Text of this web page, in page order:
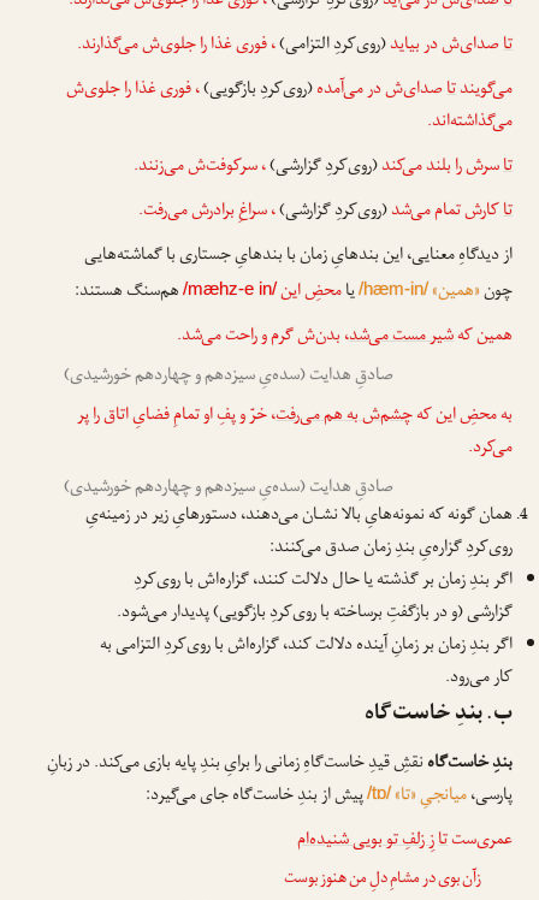
تاصدای‌ش در بیاید(روی‌کردِ التزامی)، فوری غذا را جلوی‌ش می‌گذارند.
می‌گویندتاصدای‌ش در می‌آمده(روی‌کردِ بازگویی)، فوری غذا را جلوی‌ش
می‌گذاشته‌اند.
تاسرش را بلند می‌کند(روی‌کردِ گزارشی)، سرکوفت‌ش می‌زنند.
تاکارش تمام می‌شد(روی‌کردِ گزارشی)، سراغِ برادرش می‌رفت.
از دیدگاهِ معنایی، این بندهایِ زمان با بندهایِ جستاری با گماشته‌هایی
چون«همین»/hæm-in/ یامحضِ این/mæhz-e in/هم‌سنگ هستند:
همین کهشیر مست می‌شد، بدن‌ش گرم و راحت می‌شد.
صادقِ هدایت (سده‌یِ سیزدهم و چهاردهم خورشیدی)
به محضِ این کهچشم‌ش به هم می‌رفت، خرّ و پفِ او تمامِ فضایِ اتاق را پر
می‌کرد.
صادقِ هدایت (سده‌یِ سیزدهم و چهاردهم خورشیدی)
همان گونه که نمونه‌هایِ بالا نشـان می‌دهند، دستورهایِ زیر در زمینه‌یِ
روی‌کردِ گزاره‌یِ بندِ زمان صدق می‌کنند:
اگر بندِ زمان بر گذشته یا حال دلالت کنند، گزاره‌اش با روی‌کردِ
گزارشی (و در بازگفتِ برساخته با روی‌کردِ بازگویی) پدیدار می‌شود.
اگر بندِ زمان بر زمانِ آینده دلالت کند، گزاره‌اش با روی‌کردِ التزامی به
کار می‌رود.
ب. بندِ خاست‌گاه
بندِ خاست‌گاهنقشِ قیدِ خاست‌گاهِ زمانی را برایِ بندِ پایه بازی می‌کند. در زبانِ
پارسی،میانجیِ «تا»/tɒ/
پیش از بندِ خاست‌گاه جای می‌گیرد:
عمری‌ستتازِ زلفِ تو بویی شنیده‌ام
زآن بوی در مشامِ دلِ من هنوز بوست